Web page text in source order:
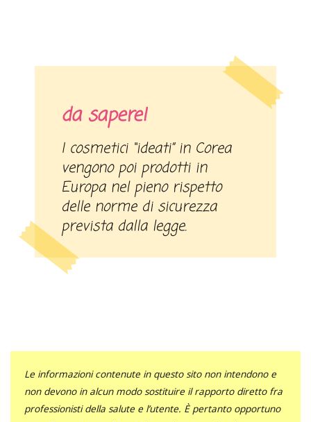
da sapere!
I cosmetici “ideati” in Corea
vengono poi prodotti in
Europa nel pieno rispetto
delle norme di sicurezza
prevista dalla legge.
Le informazioni contenute in questo sito non intendono e
non devono in alcun modo sostituire il rapporto diretto fra
professionisti della salute e l’utente. È pertanto opportuno